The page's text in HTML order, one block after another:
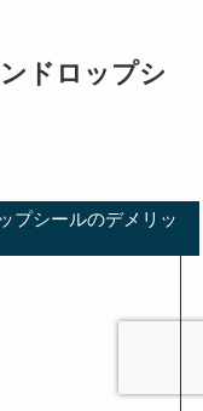
ドロップシ
プシールのデメリッ